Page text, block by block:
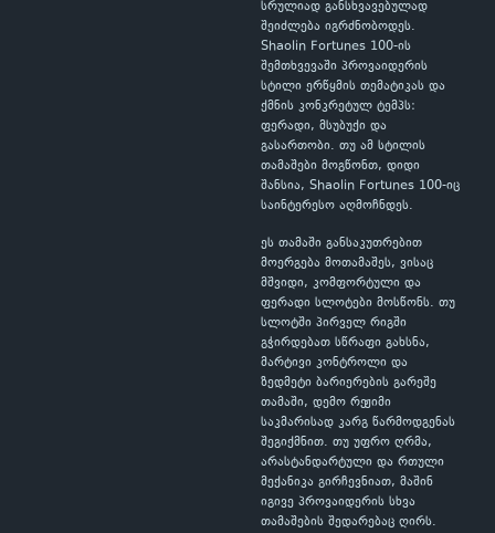
სრულიად განსხვავებულად
შეიძლება იგრძნობოდეს.
Shaolin Fortunes 100-ის
შემთხვევაში პროვაიდერის
სტილი ერწყმის თემატიკას და
ქმნის კონკრეტულ ტემპს:
ფერადი, მსუბუქი და
გასართობი. თუ ამ სტილის
თამაშები მოგწონთ, დიდი
შანსია, Shaolin Fortunes 100-იც
საინტერესო აღმოჩნდეს.
ეს თამაში განსაკუთრებით
მოერგება მოთამაშეს, ვისაც
მშვიდი, კომფორტული და
ფერადი სლოტები მოსწონს. თუ
სლოტში პირველ რიგში
გჭირდებათ სწრაფი გახსნა,
მარტივი კონტროლი და
ზედმეტი ბარიერების გარეშე
თამაში, დემო რეჟიმი
საკმარისად კარგ წარმოდგენას
შეგიქმნით. თუ უფრო ღრმა,
არასტანდარტული და რთული
მექანიკა გირჩევნიათ, მაშინ
იგივე პროვაიდერის სხვა
თამაშების შედარებაც ღირს.